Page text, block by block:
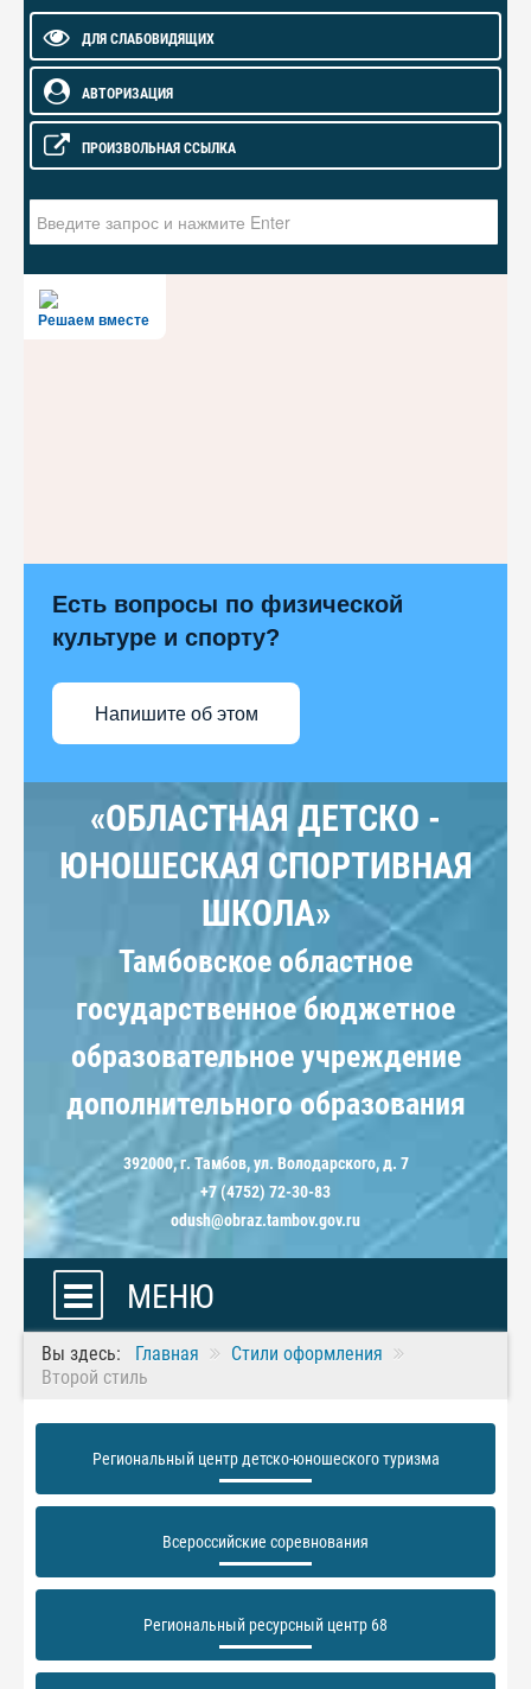
ДЛЯ СЛАБОВИДЯЩИХ
АВТОРИЗАЦИЯ
ПРОИЗВОЛЬНАЯ ССЫЛКА
Решаем вместе
Есть вопросы по физической
культуре и спорту?
Напишите об этом
«ОБЛАСТНАЯ ДЕТСКО -
ЮНОШЕСКАЯ СПОРТИВНАЯ
ШКОЛА»
Тамбовское областное
государственное бюджетное
образовательное учреждение
дополнительного образования
392000, г. Тамбов, ул. Володарского, д. 7
+7 (4752) 72-30-83
odush@obraz.tambov.gov.ru
МЕНЮ
Вы здесь: Главная
Стили оформления
Второй стиль
Региональный центр детско-юношеского туризма
Всероссийские соревнования
Региональный ресурсный центр 68